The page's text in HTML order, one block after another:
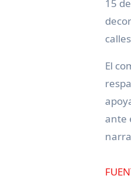
15
El
ante